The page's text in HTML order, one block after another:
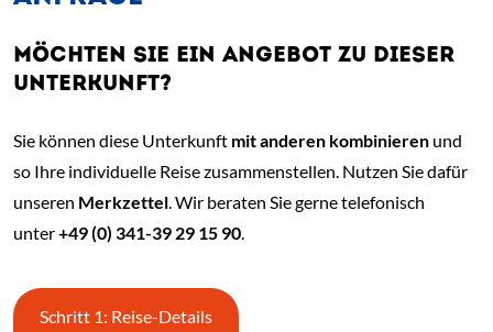
MÖCHTEN SIE EIN ANGEBOT ZU DIESER
UNTERKUNFT?
Sie können diese Unterkunft mit anderen kombinieren und
so Ihre individuelle Reise zusammenstellen. Nutzen Sie dafür
unseren Merkzettel. Wir beraten Sie gerne telefonisch
unter+49 (0) 341-39 29 15 90.
Schritt 1: Reise-Details